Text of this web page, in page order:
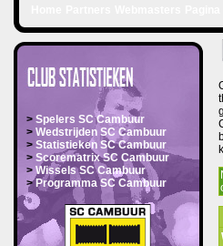
> Spelers SC Cambuur
> Wedstrijden SC Cambuur
> Statistieken SC Cambuur
> Scorematrix SC Cambuur
> Wissels SC Cambuur
> Programma SC Cambuur